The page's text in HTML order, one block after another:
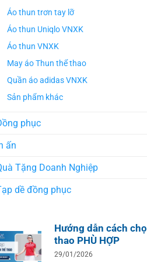
Áo thun trơn tay lỡ
Áo thun Uniqlo VNXK
Áo thun VNXK
May áo Thun thể thao
Quần áo adidas VNXK
Sản phẩm khác
phục
ấn
Tặng Doanh Nghiệp
dề đồng phục
Hướng dẫn cách
thao PHÙ HỢP
29/01/2026